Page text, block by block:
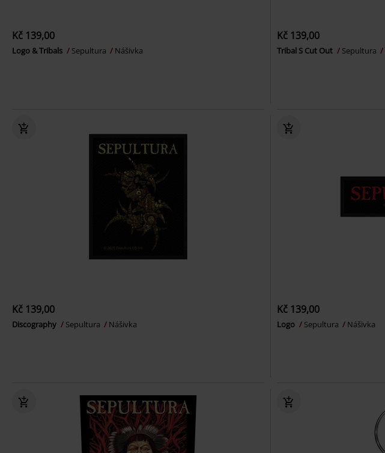
Kč 139,00
Logo & Tribals Sepultura Nášivka
Kč 139,00
Tribal S Cut Out Sepultura
Kč 139,00
Discography Sepultura Nášivka
Kč 139,00
Logo Sepultura Nášivka